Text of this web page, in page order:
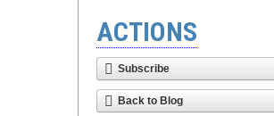
ACTIONS
Subscribe
Back to Blog